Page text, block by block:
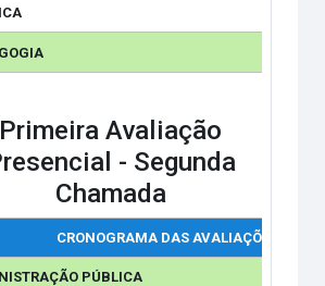
Primeira Avaliação
- Segunda
Chamada
CRONOGRAMA DAS AVALIAÇÕES
PÚBLICA